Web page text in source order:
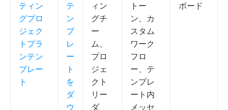
ティン
グプロ
ジェク
トプラ
ンテン
プレー
ト
テ
ン
プ
レ
ー
ト
を
ダ
ウ
ィン
グチ
ー
ム、
プロ
ジェ
クト
リー
ダ
トー
ン、カ
スタム
ワーク
フロ
ー、テ
ンプレ
ート内
メッセ
ボード